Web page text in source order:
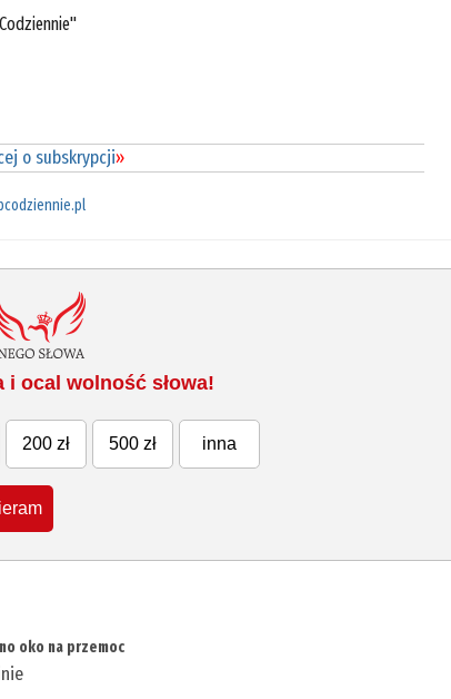
o subskrypcji»
i ocal wolność słowa!
200 zł 500 zł inna
oko na przemoc